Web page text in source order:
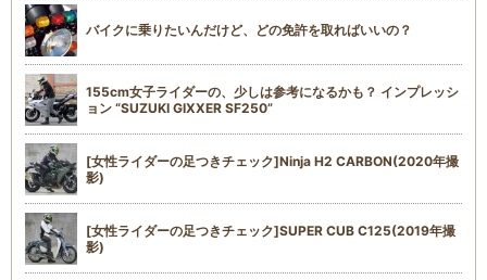
バイクに乗りたいんだけど、どの免許を取ればいいの？
155cm女子ライダーの、少しは参考になるかも？ インプレッシ
ョン “SUZUKI GIXXER SF250”
[女性ライダーの足つきチェック]Ninja H2 CARBON(2020年撮
影)
[女性ライダーの足つきチェック]SUPER CUB C125(2019年撮
影)